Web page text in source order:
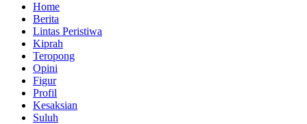
Home
Berita
Lintas Peristiwa
Kiprah
Teropong
Opini
Figur
Profil
Kesaksian
Suluh